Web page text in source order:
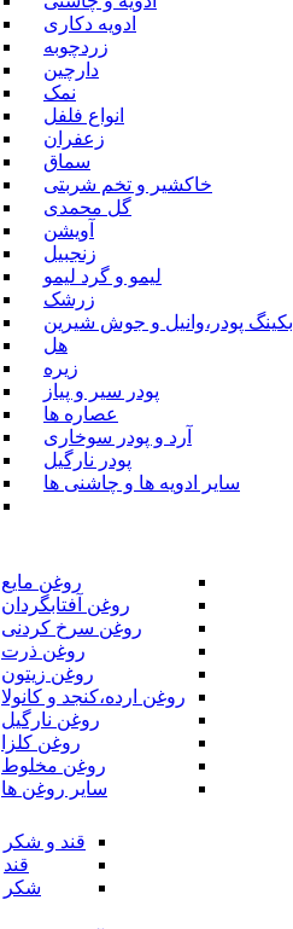
ادویه دکاری
زردچوبه
دارچین
نمک
انواع فلفل
زعفران
سماق
خاکشیر و تخم شربتی
گل محمدی
آویشن
زنجبیل
لیمو و گرد لیمو
زرشک
بکینگ پودر،وانیل و جوش شیرین
هل
زیره
پودر سیر و پیاز
عصاره ها
آرد و پودر سوخاری
پودر نارگیل
سایر ادویه ها و چاشنی ها
روغن مایع
روغن آفتابگردان
روغن سرخ کردنی
روغن ذرت
روغن زیتون
روغن ارده،کنجد و کانولا
روغن نارگیل
روغن کلزا
روغن مخلوط
سایر روغن ها
قند و شکر
قند
شکر